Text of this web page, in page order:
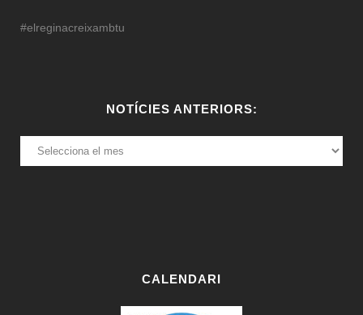
#elreginacreixambtu
NOTÍCIES ANTERIORS:
NOTÍCIES
ANTERIORS:
CALENDARI